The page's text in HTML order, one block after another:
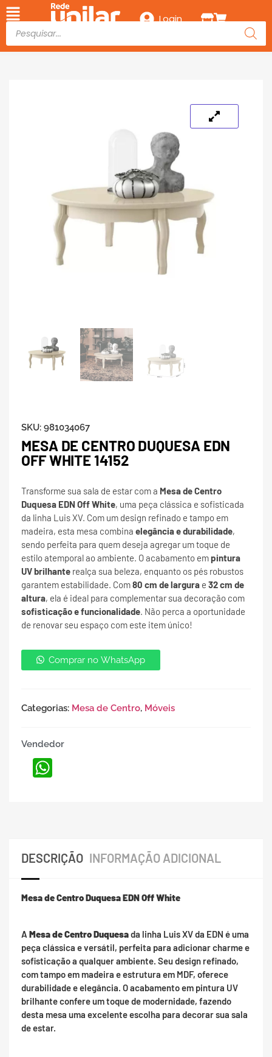
Login
SKU: 981034067
MESA DE CENTRO DUQUESA EDN
OFF WHITE 14152
Transforme sua sala de estar com a Mesa de Centro
Duquesa EDN Off White, uma peça clássica e sofisticada
da linha Luis XV. Com um design refinado e tampo em
madeira, esta mesa combina elegância e durabilidade,
sendo perfeita para quem deseja agregar um toque de
estilo atemporal ao ambiente. O acabamento empintura
UV brilhante realça sua beleza, enquanto os pés robustos
garantem estabilidade. Com80 cm de largura e 32 cm de
altura, ela é ideal para complementar sua decoração com
sofisticação e funcionalidade. Não perca a oportunidade
de renovar seu espaço com este item único!
Comprar no WhatsApp
Categorias: Mesa de Centro, Móveis
Vendedor
DESCRIÇÃO INFORMAÇÃO ADICIONAL
Mesa de Centro Duquesa EDN Off White
A Mesa de Centro Duquesada linha Luis XV da EDN é uma
peça clássica e versátil, perfeita para adicionar charme e
sofisticação a qualquer ambiente. Seu design refinado,
com tampo em madeira e estrutura em MDF, oferece
durabilidade e elegância. O acabamento em pintura UV
brilhante confere um toque de modernidade, fazendo
desta mesa uma excelente escolha para decorar sua sala
de estar.